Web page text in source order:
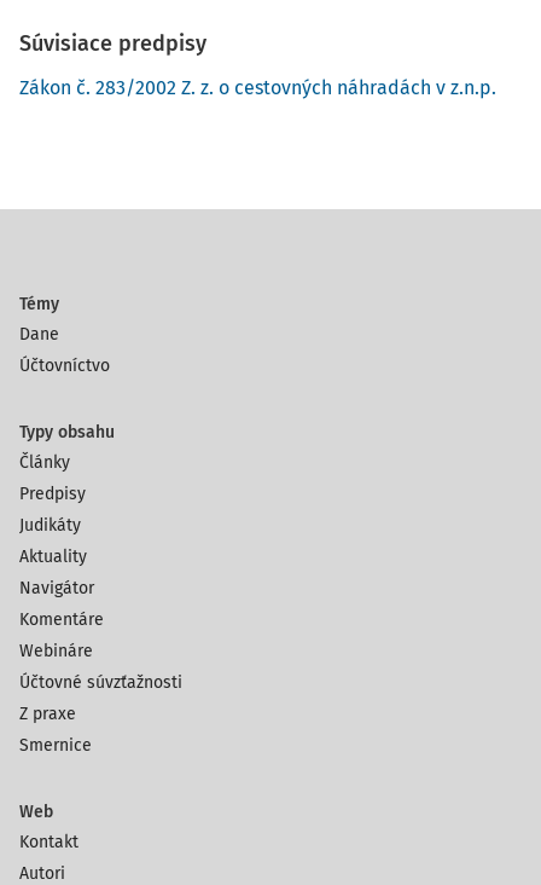
Súvisiace predpisy
Zákon č. 283/2002 Z. z. o cestovných náhradách v z.n.p.
Témy
Dane
Účtovníctvo
Typy obsahu
Články
Predpisy
Judikáty
Aktuality
Navigátor
Komentáre
Webináre
Účtovné súvzťažnosti
Z praxe
Smernice
Web
Kontakt
Autori